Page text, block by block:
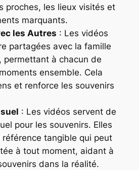
proches, les lieux visités et
marquants.
les Autres : Les vidéos
partagées avec la famille
permettant à chacun de
ensemble. Cela
et renforce les souvenirs
: Les vidéos servent de
pour les souvenirs. Elles
tangible qui peut
à tout moment, aidant à
dans la réalité.